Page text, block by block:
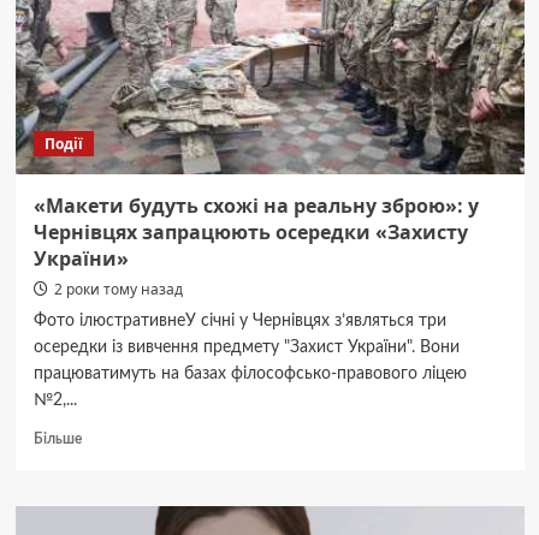
Буковині
погасили
4
пожежі
–
фото
Події
«Макети будуть схожі на реальну зброю»: у
Чернівцях запрацюють осередки «Захисту
України»
2 роки тому назад
Фото ілюстративнеУ січні у Чернівцях з’являться три
осередки із вивчення предмету "Захист України". Вони
працюватимуть на базах філософсько-правового ліцею
№2,...
БільшеДокладніше
будуть